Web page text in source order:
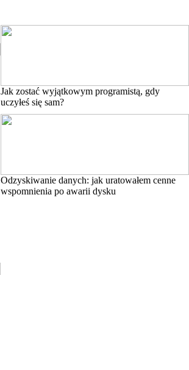
Jak zostać wyjątkowym programistą, gdy
uczyłeś się sam?
Odzyskiwanie danych: jak uratowałem cenne
wspomnienia po awarii dysku